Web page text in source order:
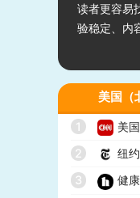
读者更容易
验稳定、内
美国（
1
美
2
纽
3
健